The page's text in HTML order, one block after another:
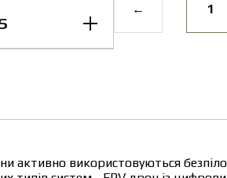
← 1
активно використовуються